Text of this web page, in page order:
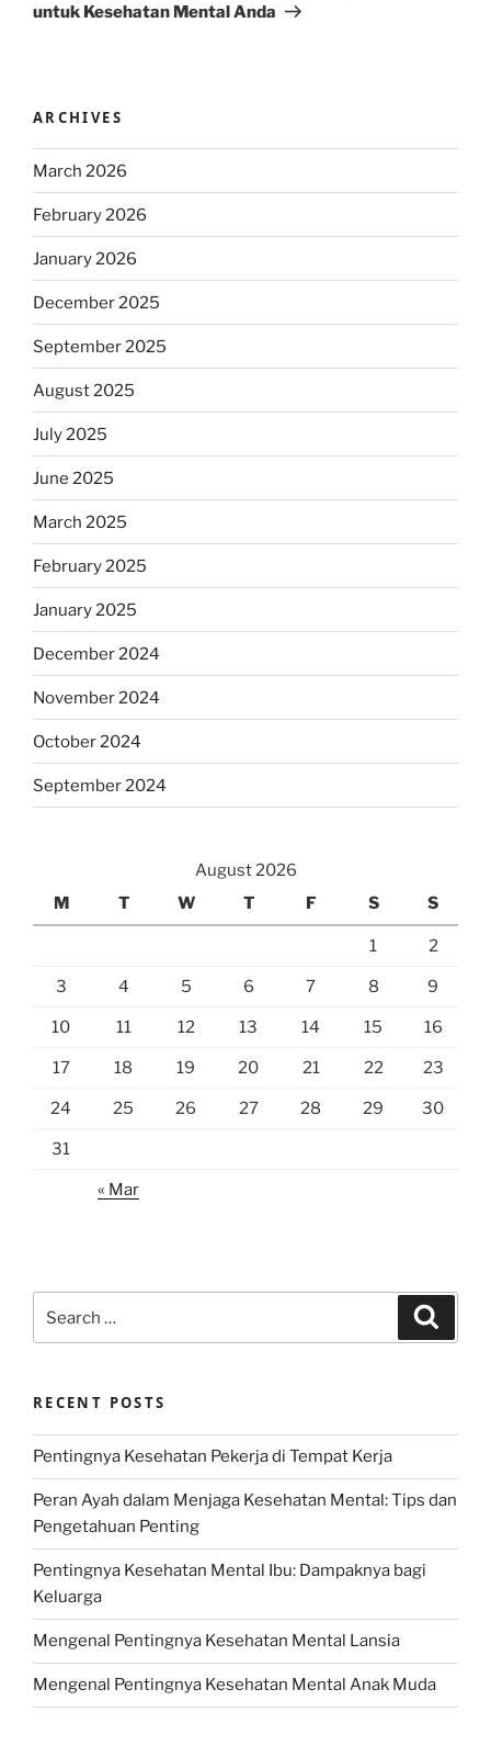
untuk Kesehatan Mental Anda
ARCHIVES
March 2026
February 2026
January 2026
December 2025
September 2025
August 2025
July 2025
June 2025
March 2025
February 2025
January 2025
December 2024
November 2024
October 2024
September 2024
August 2026
M
T W T F S S
1 2
3 4 5 6 7 8 9
10 11 12 13 14 15 16
17 18 19 20 21 22 23
24 25 26 27 28 29 30
31
« Mar
for:
RECENT POSTS
Pentingnya Kesehatan Pekerja di Tempat Kerja
Peran Ayah dalam Menjaga Kesehatan Mental: Tips dan
Pengetahuan Penting
Pentingnya Kesehatan Mental Ibu: Dampaknya bagi
Keluarga
Mengenal Pentingnya Kesehatan Mental Lansia
Mengenal Pentingnya Kesehatan Mental Anak Muda